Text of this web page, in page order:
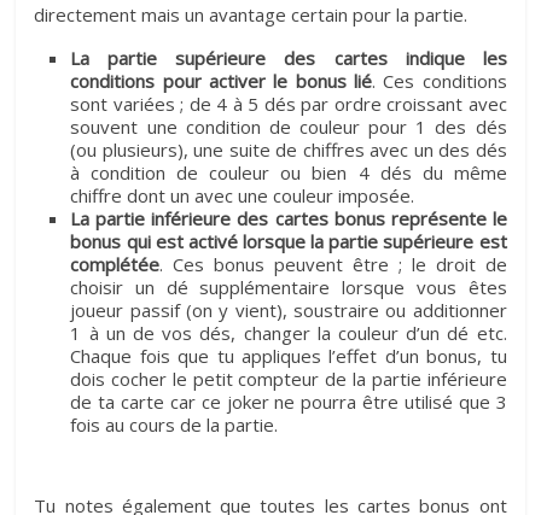
directement mais un avantage certain pour la partie.
La partie supérieure des cartes indique les
conditions pour activer le bonus lié. Ces conditions
sont variées ; de 4 à 5 dés par ordre croissant avec
souvent une condition de couleur pour 1 des dés
(ou plusieurs), une suite de chiffres avec un des dés
à condition de couleur ou bien 4 dés du même
chiffre dont un avec une couleur imposée.
La partie inférieure des cartes bonus représente le
bonus qui est activé lorsque la partie supérieure est
complétée. Ces bonus peuvent être ; le droit de
choisir un dé supplémentaire lorsque vous êtes
joueur passif (on y vient), soustraire ou additionner
1 à un de vos dés, changer la couleur d’un dé etc.
Chaque fois que tu appliques l’effet d’un bonus, tu
dois cocher le petit compteur de la partie inférieure
de ta carte car ce joker ne pourra être utilisé que 3
fois au cours de la partie.
Tu notes également que toutes les cartes bonus ont